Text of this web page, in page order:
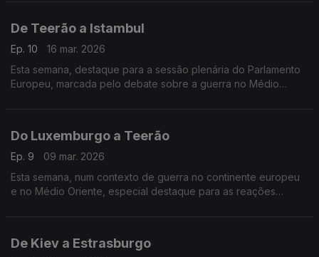
De Teerão a Istambul
Ep. 10
16 mar. 2026
Esta semana, destaque para a sessão plenária do Parlamento
Europeu, marcada pelo debate sobre a guerra no Médio
Do Luxemburgo a Teerão
Ep. 9
09 mar. 2026
Esta semana, num contexto de guerra no continente europeu
e no Médio Oriente, especial destaque para as reações
De Kiev a Estrasburgo